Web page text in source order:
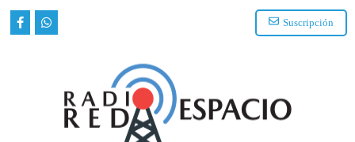
Suscripción